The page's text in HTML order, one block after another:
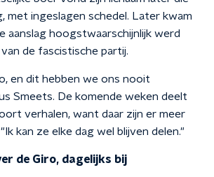
met ingeslagen schedel. Later kwam
aanslag hoogstwaarschijnlijk werd
de fascistische partij.
en dit hebben we ons nooit
Smeets. De komende weken deelt
verhalen, want daar zijn er meer
kan ze elke dag wel blijven delen."
de Giro, dagelijks bij